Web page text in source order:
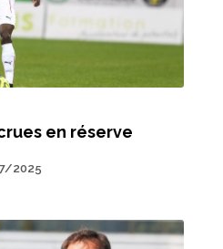
en réserve
2025